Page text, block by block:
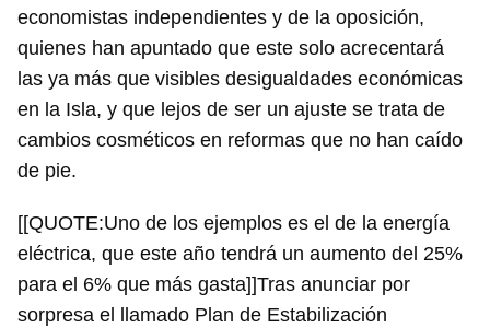
economistas independientes y de la oposición,
quienes han apuntado que este solo acrecentará
las ya más que visibles desigualdades económicas
en la Isla, y que lejos de ser un ajuste se trata de
cambios cosméticos en reformas que no han caído
de pie.
[[QUOTE:Uno de los ejemplos es el de la energía
eléctrica, que este año tendrá un aumento del 25%
para el 6% que más gasta]]Tras anunciar por
sorpresa el llamado Plan de Estabilización